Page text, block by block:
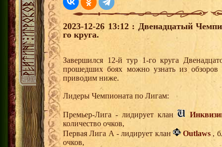
2023-12-26 13:12 : Двенадцатый
го круга.
Завершился 12-й тур 1-го круга
прошедших боях можно узнать из
приводим ниже.
Лидеры Чемпионата по Лигам:
Премьер-Лига - лидирует клан
количество очков,
Первая Лига А - лидирует клан
Outlaws ,
очков,